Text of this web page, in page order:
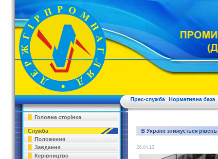
Прес-служба Нормативна база
Головна сторінка
Служба
Положення
Завдання
Керівництво
В Україні знижується
26.04.13